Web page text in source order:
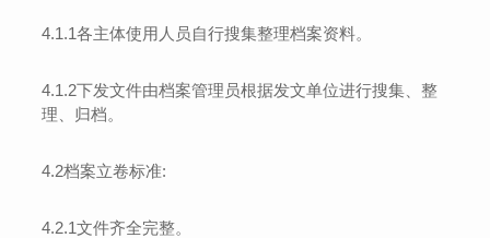
4.1.1各主体使用人员自行搜集整理档案资料。
4.1.2下发文件由档案管理员根据发文单位进行搜集、整
理、归档。
4.2档案立卷标准:
4.2.1文件齐全完整。